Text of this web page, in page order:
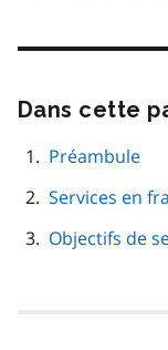
Dans cette
Préambule
Services en
Objectifs de